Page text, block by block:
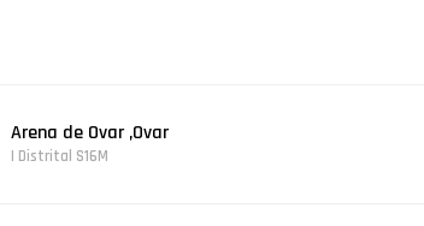
Arena de Ovar ,Ovar
| Distrital S16M